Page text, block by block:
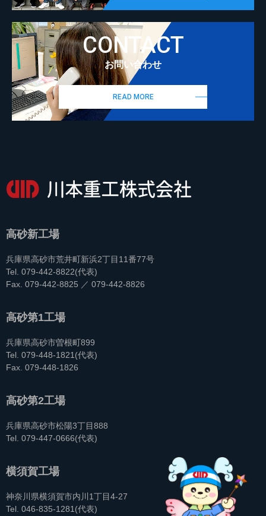
CONTACT
お問い合わせ
READ MORE
高砂新工場
兵庫県高砂市荒井町新浜2丁目11番77号
Tel. 079-442-8822(代表)
Fax. 079-442-8825 ／ 079-442-8826
高砂第1工場
兵庫県高砂市曽根町899
Tel. 079-448-1821(代表)
Fax. 079-448-1826
高砂第2工場
兵庫県高砂市松陽3丁目888
Tel. 079-447-0666(代表)
横須賀工場
神奈川県横須賀市内川1丁目4-27
Tel. 046-835-1281(代表)